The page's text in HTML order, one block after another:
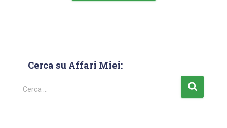
Cerca su Affari Miei:
Cerca …